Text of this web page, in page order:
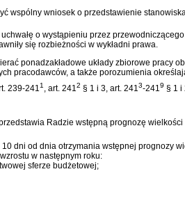
wspólny wniosek o przedstawienie
o wystąpieniu przez
się rozbieżności w wykładni prawa.
ponadzakładowe układy zbiorowe pracy
pracodawców, a także porozumienia
239-2411, art. 2412 § 1 i 3, art. 2413-2419 § 1 i
Radzie wstępną prognozę
dni od dnia otrzymania wstępnej
w następnym roku:
sferze budżetowej;